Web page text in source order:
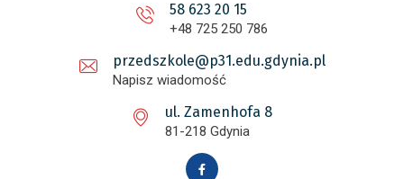
58 623 20 15
+48 725 250 786
przedszkole@p31.edu.gdynia.pl
Napisz wiadomość
ul. Zamenhofa 8
81-218 Gdynia